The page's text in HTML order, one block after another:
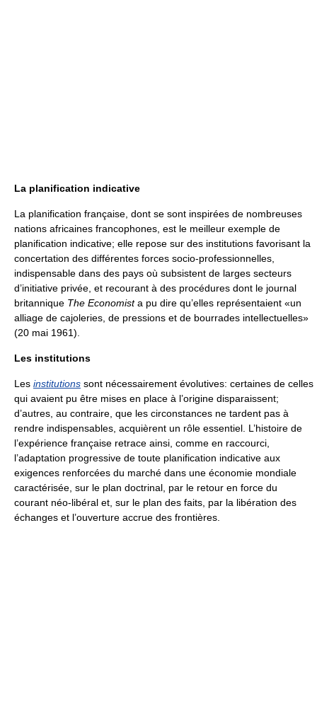
La planification indicative
La planification française, dont se sont inspirées de nombreuses
nations africaines francophones, est le meilleur exemple de
planification indicative; elle repose sur des institutions favorisant la
concertation des différentes forces socio-professionnelles,
indispensable dans des pays où subsistent de larges secteurs
d’initiative privée, et recourant à des procédures dont le journal
britannique The Economista pu dire qu’elles représentaient «un
alliage de cajoleries, de pressions et de bourrades intellectuelles»
(20 mai 1961).
Les institutions
Les institutions sont nécessairement évolutives: certaines de celles
qui avaient pu être mises en place à l’origine disparaissent;
d’autres, au contraire, que les circonstances ne tardent pas à
rendre indispensables, acquièrent un rôle essentiel. L’histoire de
l’expérience française retrace ainsi, comme en raccourci,
l’adaptation progressive de toute planification indicative aux
exigences renforcées du marché dans une économie mondiale
caractérisée, sur le plan doctrinal, par le retour en force du
courant néo-libéral et, sur le plan des faits, par la libération des
échanges et l’ouverture accrue des frontières.